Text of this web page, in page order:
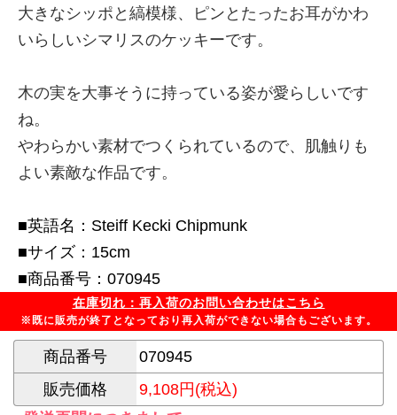
大きなシッポと縞模様、ピンとたったお耳がかわ
いらしいシマリスのケッキーです。
木の実を大事そうに持っている姿が愛らしいです
ね。
やわらかい素材でつくられているので、肌触りも
よい素敵な作品です。
■英語名：Steiff Kecki Chipmunk
■サイズ：15cm
■商品番号：070945
在庫切れ：再入荷のお問い合わせはこちら
※既に販売が終了となっており再入荷ができない場合もございます。
商品番号
070945
販売価格
9,108円(税込)